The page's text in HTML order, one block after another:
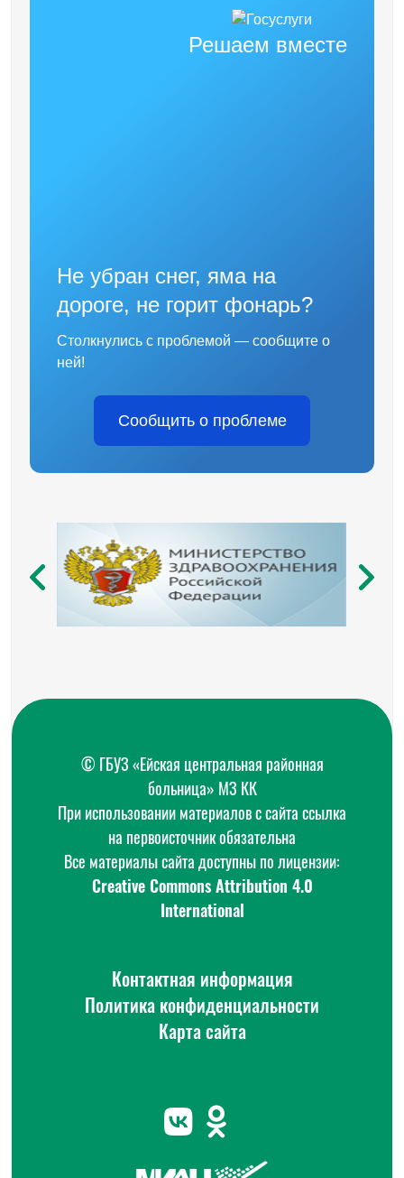
Решаем вместе
Не убран снег, яма на
дороге, не горит фонарь?
Столкнулись с проблемой — сообщите о
ней!
Сообщить о проблеме
© ГБУЗ «Ейская центральная районная
больница» МЗ КК
При использовании материалов с сайта ссылка
на первоисточник обязательна
Все материалы сайта доступны по лицензии:
Creative Commons Attribution 4.0
International
Контактная информация
Политика конфиденциальности
Карта сайта